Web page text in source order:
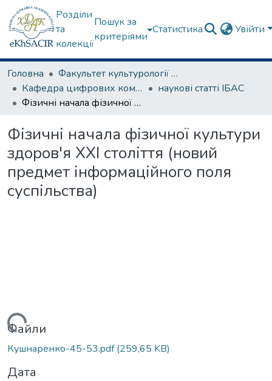
Розділи
та
колекції
Пошук за
критеріями
Статистика Увійти
Головна
Факультет культурології та соціальних комунікацій
Кафедра цифрових комунікацій та інформаційних технологій
наукові статті ІБАС
Фізичні начала фізичної культури здоров'я ХХІ століття (новий предмет інформаційного поля суспільства)
Фізичні начала фізичної культури
здоров'я ХХІ століття (новий
предмет інформаційного поля
суспільства)
Файли
Кушнаренко-45-53.pdf(259,65 KB)
Дата